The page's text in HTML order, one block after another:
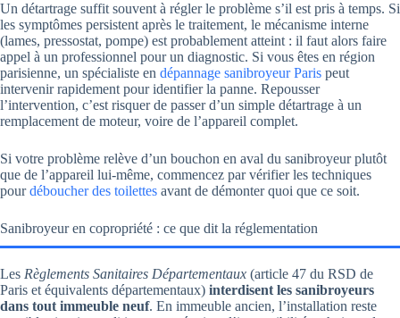
Un détartrage suffit souvent à régler le problème s’il est pris à temps. Si
les symptômes persistent après le traitement, le mécanisme interne
(lames, pressostat, pompe) est probablement atteint : il faut alors faire
appel à un professionnel pour un diagnostic. Si vous êtes en région
parisienne, un spécialiste en dépannage sanibroyeur Paris peut
intervenir rapidement pour identifier la panne. Repousser
l’intervention, c’est risquer de passer d’un simple détartrage à un
remplacement de moteur, voire de l’appareil complet.
Si votre problème relève d’un bouchon en aval du sanibroyeur plutôt
que de l’appareil lui-même, commencez par vérifier les techniques
pourdéboucher des toilettes avant de démonter quoi que ce soit.
Sanibroyeur en copropriété : ce que dit la réglementation
Les Règlements Sanitaires Départementaux (article 47 du RSD de
Paris et équivalents départementaux) interdisent les sanibroyeurs
dans tout immeuble neuf. En immeuble ancien, l’installation reste